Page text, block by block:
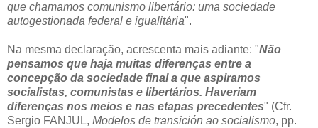
que chamamos comunismo libertário: uma sociedade
autogestionada federal e igualitária".
Na mesma declaração, acrescenta mais adiante: "Não
pensamos que haja muitas diferenças entre a
concepção da sociedade final a que aspiramos
socialistas, comunistas e libertários. Haveriam
diferenças nos meios e nas etapas precedentes" (Cfr.
Sergio FANJUL, Modelos de transición ao socialismo, pp.